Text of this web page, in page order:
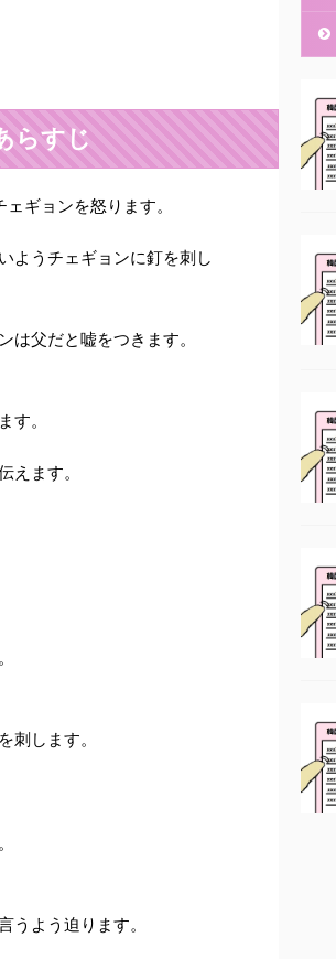
らすじ
ギョンを怒ります。
ようチェギョンに釘を刺し
父だと嘘をつきます。
す。
えます。
刺します。
よう迫ります。